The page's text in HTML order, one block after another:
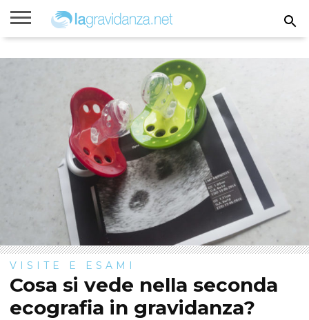
incinta
VISITE E ESAMI
Cosa si vede nella seconda
ecografia in gravidanza?